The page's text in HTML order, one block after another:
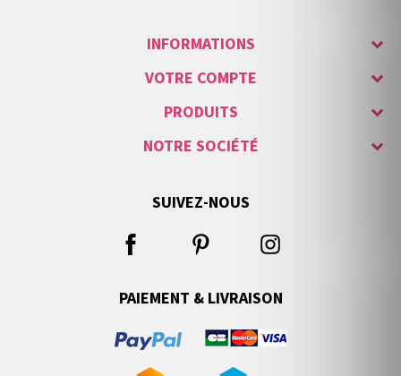
INFORMATIONS
VOTRE COMPTE
PRODUITS
NOTRE SOCIÉTÉ
SUIVEZ-NOUS
PAIEMENT & LIVRAISON